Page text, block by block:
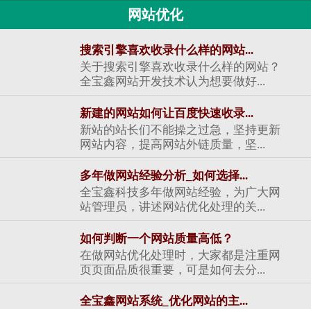
网站优化
搜索引擎喜欢收录什么样的网站...
关于搜索引擎喜欢收录什么样的网站？
全宝鑫网站开发技术认为想要做好...
新建的网站如何让百度快速收录...
新站的站长们不能操之过急，坚持更新
网站内容，提高网站外链质量，坚...
多年做网站经验分析_如何选择...
全宝鑫科技多年做网站经验，为广大网
站管理员，讲述网站优化处理的关...
如何判断一个网站质量高低？
在做网站优化处理时，大家都是注重网
页页面品质很重要，可是如何去分...
全宝鑫网站系统_优化网站的主...